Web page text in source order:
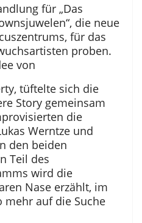
für „Das
die neue
für das
proben.
von
tüftelte sich die
Story gemeinsam
die
Werntze und
den beiden
Teil des
wird die
Nase erzählt, im
mehr auf die Suche